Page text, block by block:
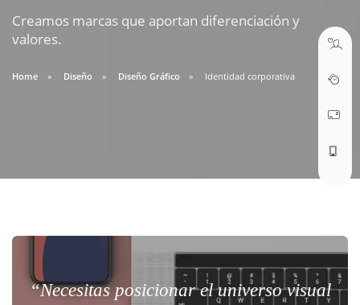
Creamos marcas que aportan diferenciación y
valores.
Home Diseño Diseño Gráfico Identidad corporativa
“Necesitas posicionar el universo visual
soporte@webseo.cl